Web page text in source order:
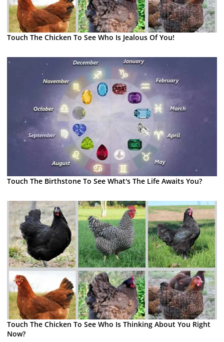
Touch The Chicken To See Who Is Jealous Of You!
Touch The Birthstone To See What's The Life Awaits You?
Touch The Chicken To See Who Is Thinking About You Right
Now?